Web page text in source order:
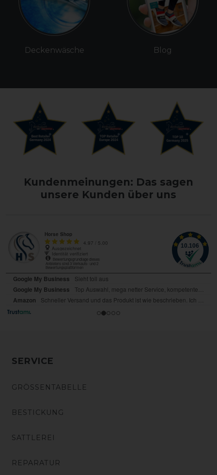
Deckenwäsche Blog
Kundenmeinungen: Das sagen
unsere Kunden über uns
SERVICE
GRÖSSENTABELLE
BESTICKUNG
SATTLEREI
REPARATUR